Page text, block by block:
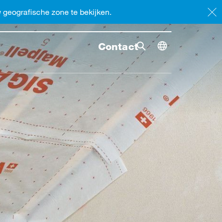
Zoekopdracht
Zoekopdracht
Contact
Toggle
geografische zone te bekijken.